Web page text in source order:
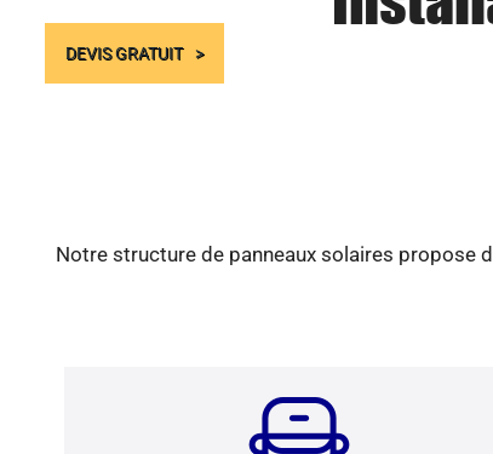
DEVIS GRATUIT
Notre structure de panneaux solaires propose